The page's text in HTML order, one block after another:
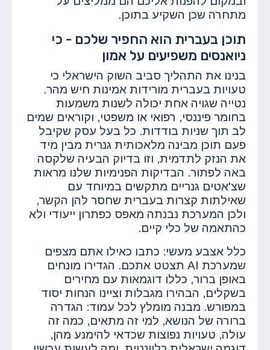
מתחרה שכן השקיע בתוכן.
תוכן בעברית הוא החפיר שלכם - כי
ניואנסים משפיעים על אמון
בנינו את התהליך סביב השוק הישראלי כי
טעויות בעברית מורידות אמינות חיש מהר.
נטייה שגויה אחת יכולה לשנות משמעות
בחומר פיננסי, רפואי או משפטי, וקוראים שמים
לב תוך שניות בודדות. כל בעל עסק שקיבל
פעם תוכן מבינה מלאכותית גנרית מבין מיד
את הנזק לתדמית, וזו בדיוק הבעיה שלקסה
באה לפתור. הבדיקות הפנימיות שלנו מראות
שצ'אטים גנריים מתקשים במיוחד עם
שאילתות קצרות בעברית שחסר להן הקשר,
ולכן המערכת נבנתה מאפס כפתרון ייעודי ולא
כהתאמה של כלי קיים.
כלל אצבע מעשי: כתבו כאילו אתם מצפים
שמערכת AI תצטט אתכם. הגדירו מונחים
באופן ברור, כללו דוגמאות עם מחירים
בשקלים, הבהירו מגבלות וציינו הנחות יסוד
במפורש. מבנה מומלץ לכל עמוד: הגדרה
ברורה של הנושא, למי זה מתאים, כמה זה
עולה, טעויות נפוצות שכדאי להימנע מהן,